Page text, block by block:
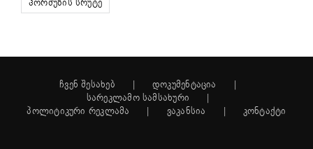
ჩვენ შესახებ
დოკუმენტაცია
სარეკლამო სამსახური
პოლიტიკური რეკლამა
ვაკანსია კონტაქტი